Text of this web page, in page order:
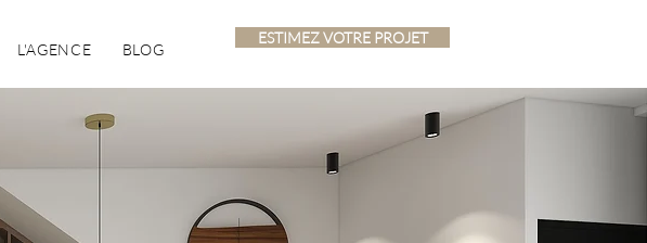
L'AGENCE BLOG
ESTIMEZ VOTRE PROJET